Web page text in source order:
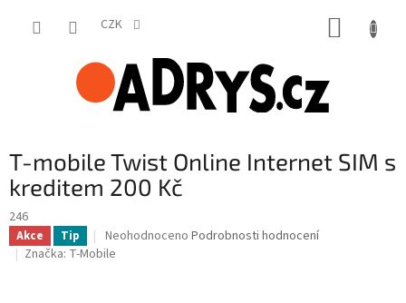
CZK
T-mobile Twist Online Internet SIM s
kreditem 200 Kč
246
Akce Tip
Průměrné
hodnocení
Neohodnoceno Podrobnosti hodnocení
Značka: T-Mobile